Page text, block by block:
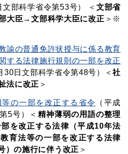
部科学省令第53号） ＜ 文部省
大臣→文部科学大臣に改正 ＞※
諭の普通免許状授与に係る教育
する法律施行規則の一部を改正
30日文部科学省令第48号）＜社
法に改正 ＞
の一部を改正する省令
（平成
5号）＜ 精神薄弱の用語の整理
を改正する法律（平成10年法
育法等の一部を改正する法律
）の施行に伴う改正 ＞